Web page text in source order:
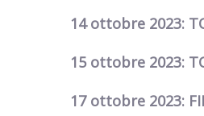
14 ottobre 2023:
15 ottobre 2023:
17 ottobre 2023: